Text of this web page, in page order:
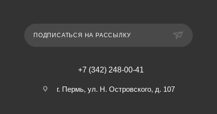
ПОДПИСАТЬСЯ НА РАССЫЛКУ
+7 (342) 248-00-41
г. Пермь, ул. Н. Островского, д. 107